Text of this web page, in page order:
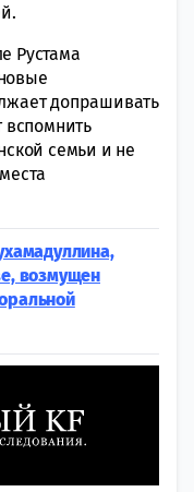
Рустама
допрашивать
вспомнить
семьи и не
возмущен